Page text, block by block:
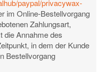
/paypal/privacywax-
im Online-Bestellvorgang
Zahlungsart,
die Annahme des
in dem der Kunde
Bestellvorgang